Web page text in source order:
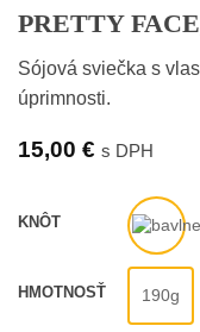
PRETTY
Sójová sviečka s
úprimnosti.
15,00 € s DPH
KNÔT
HMOTNOSŤ 190g